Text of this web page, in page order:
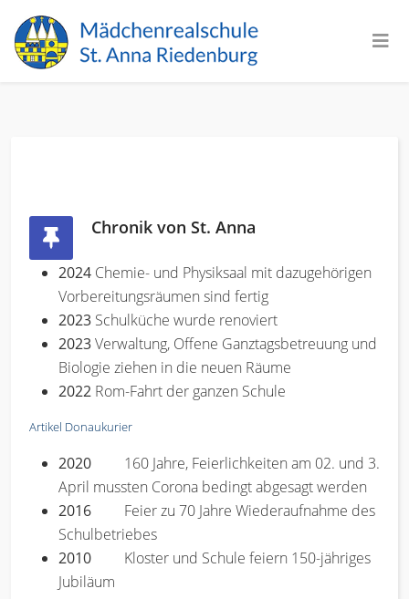
Chronik von St. Anna
2024 Chemie- und Physiksaal mit dazugehörigen
Vorbereitungsräumen sind fertig
2023 Schulküche wurde renoviert
2023Verwaltung, Offene Ganztagsbetreuung und
Biologie ziehen in die neuen Räume
2022 Rom-Fahrt der ganzen Schule
Artikel Donaukurier
2020
160 Jahre, Feierlichkeiten am 02. und 3.
April mussten Corona bedingt abgesagt werden
2016 Feier zu 70 Jahre Wiederaufnahme des
Schulbetriebes
2010 Kloster und Schule feiern 150-jähriges
Jubiläum